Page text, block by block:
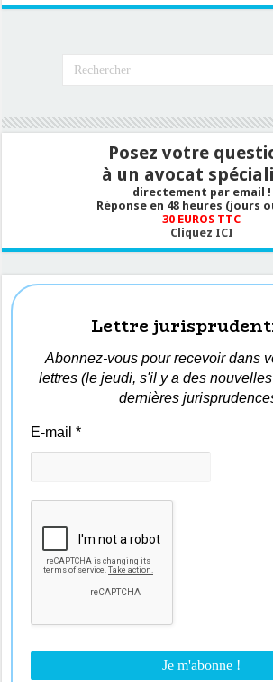
Posez votre
à un avocat
directement par email !
Réponse en 48 heures (jours
30 EUROS TTC
Cliquez ICI
Lettre
Abonnez-vous pour recevoir dans
lettres (le jeudi, s'il y a des
dernières
E-mail*